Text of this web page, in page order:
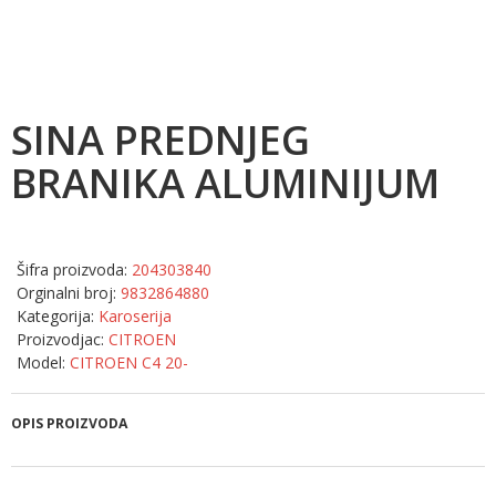
SINA PREDNJEG
BRANIKA ALUMINIJUM
Šifra proizvoda: 204303840
Orginalni broj: 9832864880
Kategorija: Karoserija
Proizvodjac: CITROEN
Model: CITROEN C4 20-
OPIS PROIZVODA